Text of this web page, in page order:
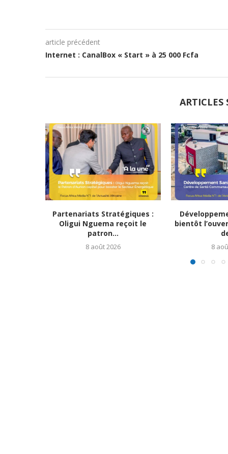
article précédent
Internet : CanalBox « Start » à 25 000 Fcfa
ARTICLES
Partenariats Stratégiques :
Oligui Nguema reçoit le
patron...
8 août 2026
bientôt
8